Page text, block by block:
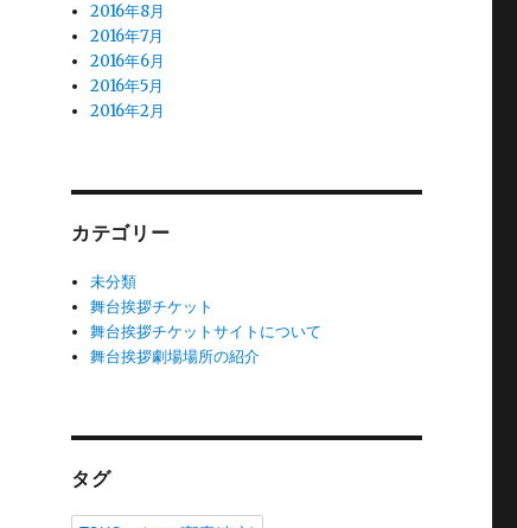
2016年8月
2016年7月
2016年6月
2016年5月
2016年2月
カテゴリー
未分類
舞台挨拶チケット
舞台挨拶チケットサイトについて
舞台挨拶劇場場所の紹介
タグ